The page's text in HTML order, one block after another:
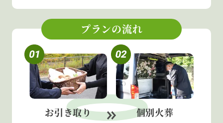
プランの流れ
お引き取り 個別火葬